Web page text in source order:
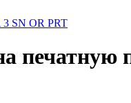
SN OR PRT
печатную